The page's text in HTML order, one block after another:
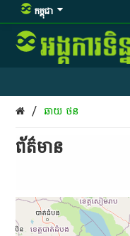
កម្ពុជា
/ ឆាយ​ ថន​
ព័ត៌មាន​